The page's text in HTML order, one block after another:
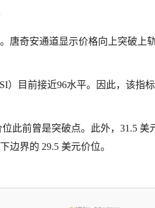
唐奇安通道显示价格向上突破上
）目前接近96水平。因此，该
此前曾是突破点。此外，31.5
边界的 29.5 美元价位。